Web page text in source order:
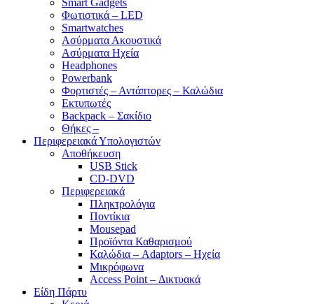
Φωτιστικά – LED
Smartwatches
Ασύρματα Ακουστικά
Ασύρματα Ηχεία
Headphones
Powerbank
Φορτιστές – Αντάπτορες – Καλώδια
Εκτυπωτές
Backpack – Σακίδιο
Θήκες –
Περιφερειακά Υπολογιστών
Αποθήκευση
USB Stick
CD-DVD
Περιφερειακά
Πληκτρολόγια
Ποντίκια
Mousepad
Προϊόντα Καθαρισμού
Καλώδια – Adaptors – Ηχεία
Μικρόφωνα
Access Point – Δικτυακά
Είδη Πάρτυ